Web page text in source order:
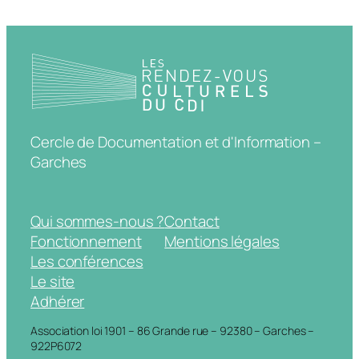
Cercle de Documentation et d'Information –
Garches
Qui sommes-nous ?
Fonctionnement
Les conférences
Le site
Adhérer
Contact
Mentions légales
Association loi 1901 – 86 Grande rue – 92380 – Garches –
922P6072